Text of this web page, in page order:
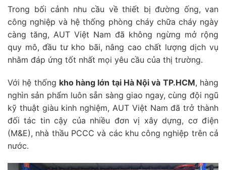
Trong bối cảnh nhu cầu về thiết bị đường ống, van
công nghiệp và hệ thống phòng cháy chữa cháy ngày
càng tăng, AUT Việt Nam đã không ngừng mở rộng
quy mô, đầu tư kho bãi, nâng cao chất lượng dịch vụ
nhằm đáp ứng tốt nhất mọi yêu cầu của thị trường.
Với hệ thống kho hàng lớn tại Hà Nội và TP.HCM, hàng
nghìn sản phẩm luôn sẵn sàng giao ngay, cùng đội ngũ
kỹ thuật giàu kinh nghiệm, AUT Việt Nam đã trở thành
đối tác tin cậy của nhiều đơn vị xây dựng, cơ điện
(M&E), nhà thầu PCCC và các khu công nghiệp trên cả
nước.